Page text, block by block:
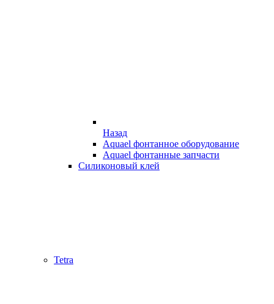
Назад
Aquael фонтанное оборудование
Aquael фонтанные запчасти
Силиконовый клей
Tetra